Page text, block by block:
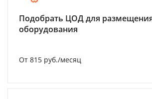
Подобрать ЦОД для
оборудования
От 815 руб./месяц